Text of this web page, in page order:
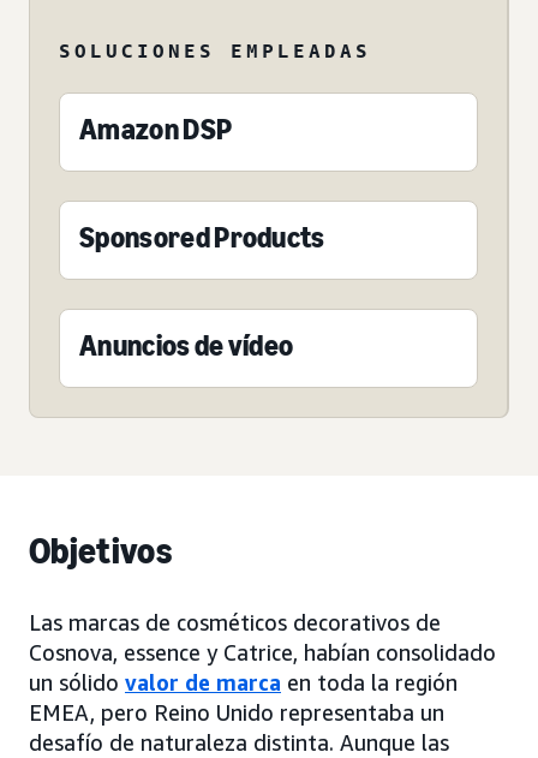
SOLUCIONES EMPLEADAS
Amazon DSP
Sponsored Products
Anuncios de vídeo
Objetivos
Las marcas de cosméticos decorativos de
Cosnova, essence y Catrice, habían consolidado
un sólido valor de marca en toda la región
EMEA, pero Reino Unido representaba un
desafío de naturaleza distinta. Aunque las